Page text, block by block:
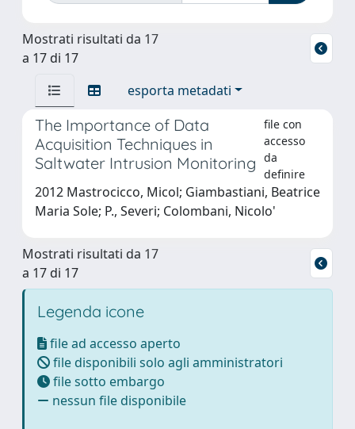
Mostrati risultati da 17
a 17 di 17
esporta metadati
The Importance of Data
Acquisition Techniques in
Saltwater Intrusion Monitoring
file con
accesso
da
definire
2012 Mastrocicco, Micol; Giambastiani, Beatrice
Maria Sole; P., Severi; Colombani, Nicolo'
Mostrati risultati da 17
a 17 di 17
Legenda icone
file ad accesso aperto
file disponibili solo agli amministratori
file sotto embargo
nessun file disponibile